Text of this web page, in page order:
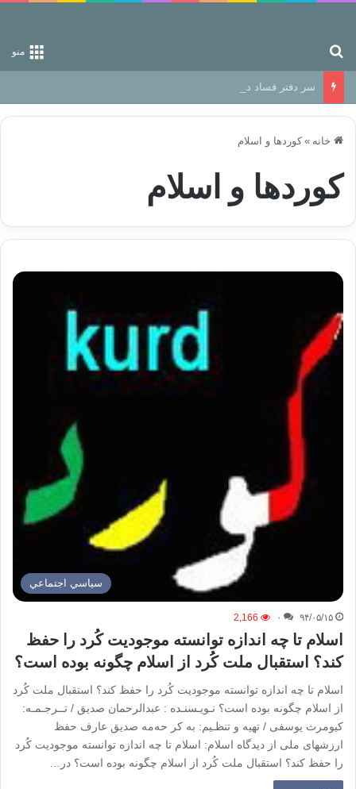
منو
سر دفتر فساد در زمین‌، دوری وکناره‌گیری از راه خداست‌!
خانه » کوردها و اسلام
کوردها و اسلام
سياسي اجتماعي
۹۴/۰۵/۱۵ ۰ 2,166
اسلام تا چه اندازه توانسته موجوديت كُرد را حفظ
كند؟ استقبال ملت كُرد از اسلام چگونه بوده است؟
اسلام تا چه اندازه توانسته موجوديت كُرد را حفظ كند؟ استقبال ملت كُرد
از اسلام چگونه بوده است؟ نـویـسنـده : عبدالرحمان صديق / تــرجـمـه:
كيومرث يوسفى / تهيه و تنظـيم: به كر حه‌مه صديق عارف حفظ
ارزشهاى ملى از ديدگاه اسلام: اسلام تا چه اندازه توانسته موجوديت كُرد
را حفظ كند؟ استقبال ملت كُرد از اسلام چگونه بوده است؟ در…